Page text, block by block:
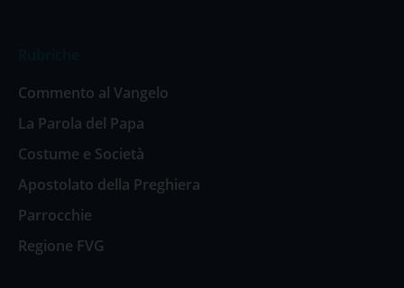
Commento al Vangelo
La Parola del Papa
Costume e Società
Apostolato della Preghiera
Parrocchie
Regione FVG